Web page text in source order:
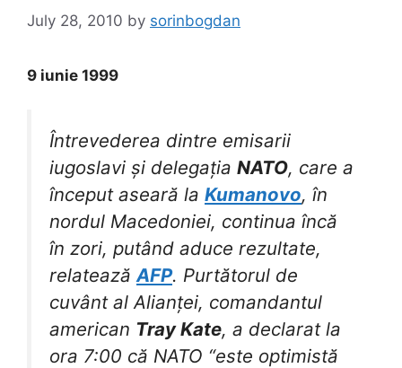
July 28, 2010 by sorinbogdan
9 iunie 1999
Întrevederea dintre emisarii
iugoslavi și delegația NATO, care a
început aseară la Kumanovo, în
nordul Macedoniei, continua încă
în zori, putând aduce rezultate,
relateazăAFP. Purtătorul de
cuvânt al Alianței, comandantul
american Tray Kate, a declarat la
ora 7:00 că NATO “este optimistă